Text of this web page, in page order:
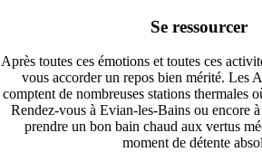
Se ressourcer
Après toutes ces émotions et toutes ces
vous accorder un repos bien mérité. Les
comptent de nombreuses stations thermales
Rendez-vous à Evian-les-Bains ou encore
prendre un bon bain chaud aux vertus
moment de détente